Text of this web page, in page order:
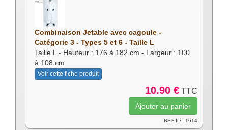
Combinaison Jetable avec cagoule -
Catégorie 3 - Types 5 et 6 - Taille L
Taille L - Hauteur : 176 à 182 cm - Largeur : 100
à 108 cm
Voir cette fiche produit
10.90 € TTC
!REF ID : 1614